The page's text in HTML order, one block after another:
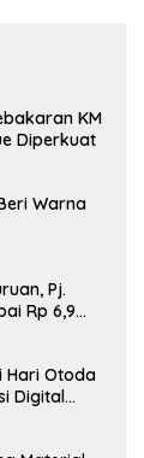
KM
Diperkuat
Warna
Pj.
Rp 6,9
Hari Otoda
Digital